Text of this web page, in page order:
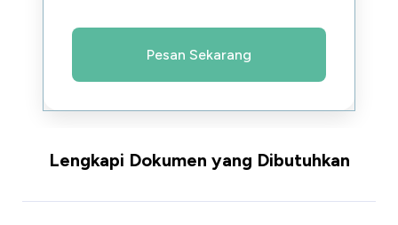
Pesan Sekarang
Lengkapi Dokumen yang Dibutuhkan